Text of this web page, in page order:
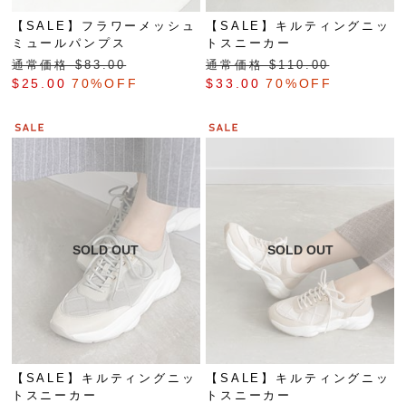
【SALE】フラワーメッシュ
ミュールパンプス
通常価格 $‌83.00
$‌25.00 70%OFF
【SALE】キルティングニッ
トスニーカー
通常価格 $‌110.00
$‌33.00 70%OFF
【SALE】キルティングニッ
トスニーカー
【SALE】キルティングニッ
トスニーカー